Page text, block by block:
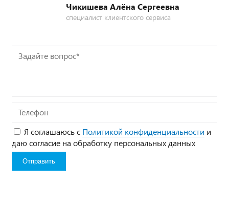
Чикишева Алёна Сергеевна
специалист клиентского сервиса
Задайте
вопрос*
Телефон
Я соглашаюсь с Политикой конфиденциальности и
даю согласие на обработку персональных данных